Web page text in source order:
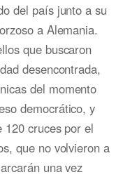
del país junto a su
a Alemania.
que buscaron
desencontrada,
del momento
democrático, y
cruces por el
que no volvieron a
una vez